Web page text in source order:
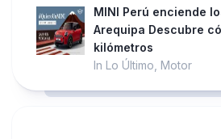
MINI Perú enciende
Arequipa Descubre
kilómetros
In Lo Último, Motor